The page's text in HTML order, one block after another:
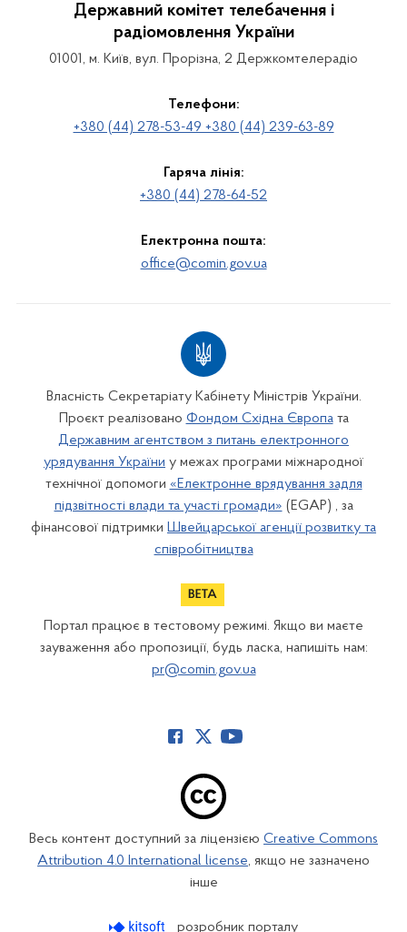
Державний комітет телебачення і
радіомовлення України
01001, м. Київ, вул. Прорізна, 2 Держкомтелерадіо
Телефони:
+380 (44) 278-53-49 +380 (44) 239-63-89
Гаряча лінія:
+380 (44) 278-64-52
Електронна пошта:
office@comin.gov.ua
Власність Секретаріату Кабінету Міністрів України.
Проєкт реалізовано Фондом Східна Європата
Державним агентством з питань електронного
урядування України у межах програми міжнародної
технічної допомоги «Електронне врядування задля
підзвітності влади та участі громади» (EGAP) , за
фінансової підтримки Швейцарської агенції розвитку та
співробітництва
Портал працює в тестовому режимі. Якщо ви маєте
зауваження або пропозиції, будь ласка, напишіть нам:
pr@comin.gov.ua
Весь контент доступний за ліцензією Creative Commons
Attribution 4.0 International license, якщо не зазначено
інше
розробник порталу